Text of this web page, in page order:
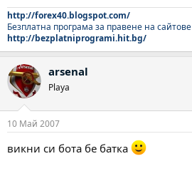
http://forex40.blogspot.com/
Безплатна програма за правене на сайтове
http://bezplatniprogrami.hit.bg/
arsenal
Playa
10 Май 2007
викни си бота бе батка